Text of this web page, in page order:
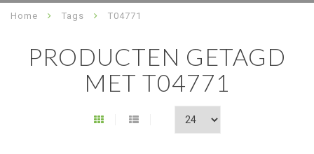
Home Tags T04771
PRODUCTEN GETAGD
MET T04771